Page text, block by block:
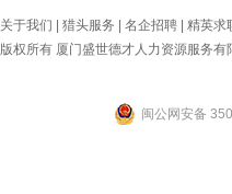
关于我们 猎头服务 名企招聘
精英求
版权所有 厦门盛世德才人力资源服务
闽公网安备